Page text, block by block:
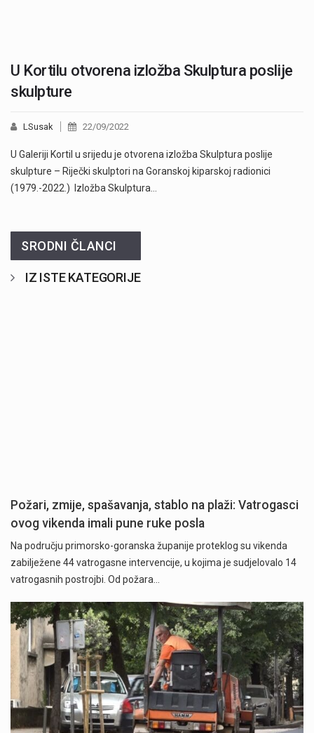
U Kortilu otvorena izložba Skulptura poslije
skulpture
LSusak 22/09/2022
U Galeriji Kortil u srijedu je otvorena izložba Skulptura poslije
skulpture – Riječki skulptori na Goranskoj kiparskoj radionici
(1979.-2022.) Izložba Skulptura…
SRODNI ČLANCI
IZ ISTE KATEGORIJE
Požari, zmije, spašavanja, stablo na plaži: Vatrogasci
ovog vikenda imali pune ruke posla
Na području primorsko-goranska županije proteklog su vikenda
zabilježene 44 vatrogasne intervencije, u kojima je sudjelovalo 14
vatrogasnih postrojbi. Od požara…